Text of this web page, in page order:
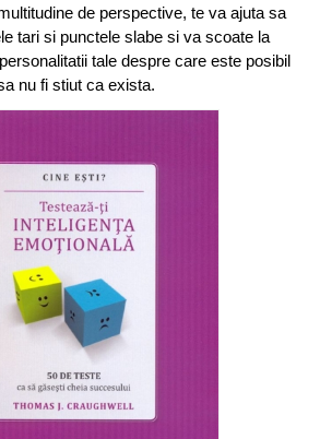
de perspective, te va ajuta sa
tari si punctele slabe si va scoate la
tale despre care este posibil
nu fi stiut ca exista.